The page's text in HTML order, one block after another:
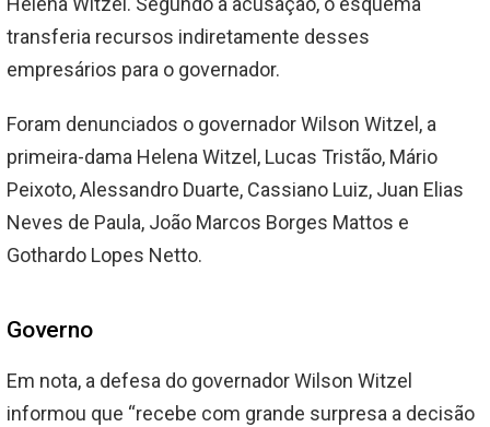
transferia recursos indiretamente desses
empresários para o governador.
Foram denunciados o governador Wilson Witzel, a
primeira-dama Helena Witzel, Lucas Tristão, Mário
Peixoto, Alessandro Duarte, Cassiano Luiz, Juan Elias
Neves de Paula, João Marcos Borges Mattos e
Gothardo Lopes Netto.
Governo
Em nota, a defesa do governador Wilson Witzel
informou que “recebe com grande surpresa a decisão